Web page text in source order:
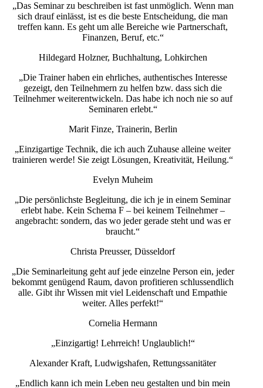
„Das Seminar zu beschreiben ist fast unmöglich. Wenn man
sich drauf einlässt, ist es die beste Entscheidung, die man
treffen kann. Es geht um alle Bereiche wie Partnerschaft,
Finanzen, Beruf, etc.“
Hildegard Holzner, Buchhaltung, Lohkirchen
„Die Trainer haben ein ehrliches, authentisches Interesse
gezeigt, den Teilnehmern zu helfen bzw. dass sich die
Teilnehmer weiterentwickeln. Das habe ich noch nie so auf
Seminaren erlebt.“
Marit Finze, Trainerin, Berlin
„Einzigartige Technik, die ich auch Zuhause alleine weiter
trainieren werde! Sie zeigt Lösungen, Kreativität, Heilung.“
Evelyn Muheim
„Die persönlichste Begleitung, die ich je in einem Seminar
erlebt habe. Kein Schema F – bei keinem Teilnehmer –
angebracht: sondern, das wo jeder gerade steht und was er
braucht.“
Christa Preusser, Düsseldorf
„Die Seminarleitung geht auf jede einzelne Person ein, jeder
bekommt genügend Raum, davon profitieren schlussendlich
alle. Gibt ihr Wissen mit viel Leidenschaft und Empathie
weiter. Alles perfekt!“
Cornelia Hermann
„Einzigartig! Lehrreich! Unglaublich!“
Alexander Kraft, Ludwigshafen, Rettungssanitäter
„Endlich kann ich mein Leben neu gestalten und bin mein